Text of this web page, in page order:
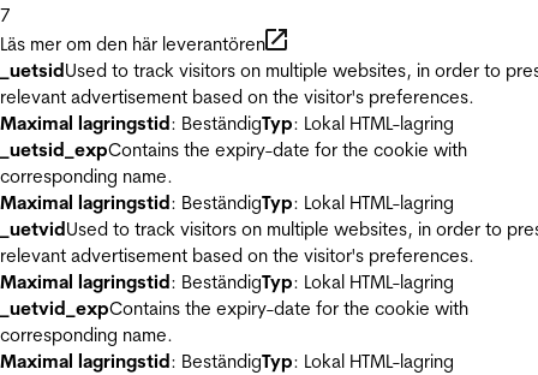
7
Läs mer om den här leverantören
_uetsidUsed to track visitors on multiple websites, in order to
relevant advertisement based on the visitor's preferences.
Maximal lagringstid: BeständigTyp: Lokal HTML-lagring
_uetsid_expContains the expiry-date for the cookie with
corresponding name.
Maximal lagringstid: BeständigTyp: Lokal HTML-lagring
_uetvidUsed to track visitors on multiple websites, in order to
relevant advertisement based on the visitor's preferences.
Maximal lagringstid: BeständigTyp: Lokal HTML-lagring
_uetvid_expContains the expiry-date for the cookie with
corresponding name.
Maximal lagringstid: BeständigTyp: Lokal HTML-lagring